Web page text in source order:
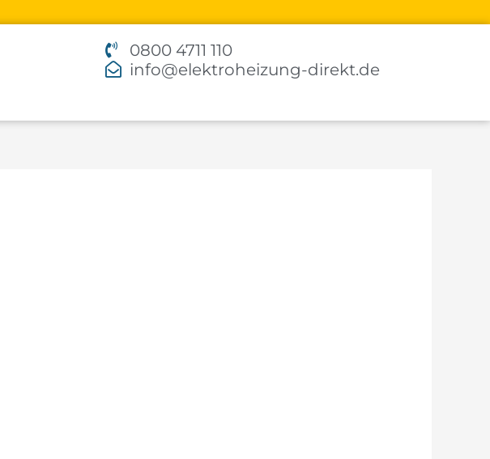
0800 4711 110
info@elektroheizung-direkt.de